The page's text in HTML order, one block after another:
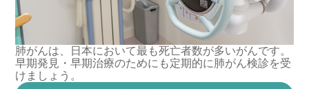
肺がんは、日本において最も死亡者数が多いがんです。
早期発見・早期治療のためにも定期的に肺がん検診を受
けましょう。